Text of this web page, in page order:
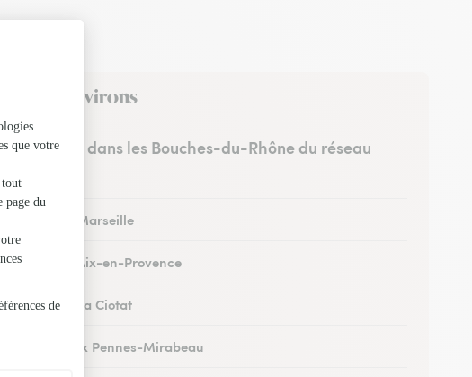
ses environs
fleuristes dans les Bouches-du-Rhône du réseau
Fleuristes à Marseille
Fleuristes à Aix-en-Provence
Fleuristes à La Ciotat
Fleuristes aux Pennes-Mirabeau